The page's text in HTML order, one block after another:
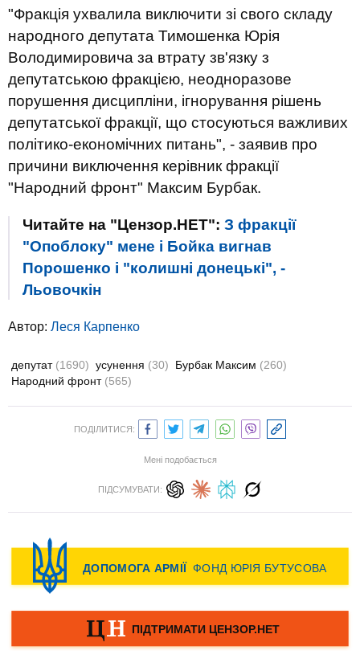
"Фракція ухвалила виключити зі свого складу
народного депутата Тимошенка Юрія
Володимировича за втрату зв'язку з
депутатською фракцією, неодноразове
порушення дисципліни, ігнорування рішень
депутатської фракції, що стосуються важливих
політико-економічних питань", - заявив про
причини виключення керівник фракції
"Народний фронт" Максим Бурбак.
Читайте на "Цензор.НЕТ": З фракції
"Опоблоку" мене і Бойка вигнав
Порошенко і "колишні донецькі", -
Льовочкін
Автор: Леся Карпенко
депутат (1690) усунення (30) Бурбак Максим (260)
Народний фронт (565)
ПОДІЛИТИСЯ:
Мені подобається
ПІДСУМУВАТИ: